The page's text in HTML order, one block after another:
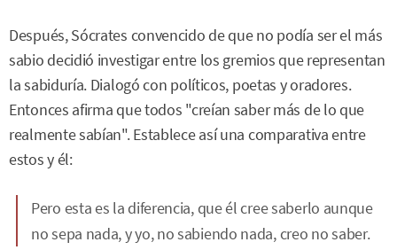
Después, Sócrates convencido de que no podía ser el más
sabio decidió investigar entre los gremios que representan
la sabiduría. Dialogó con políticos, poetas y oradores.
Entonces afirma que todos "creían saber más de lo que
realmente sabían". Establece así una comparativa entre
estos y él:
Pero esta es la diferencia, que él cree saberlo aunque
no sepa nada, y yo, no sabiendo nada, creo no saber.